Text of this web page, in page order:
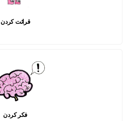
قرائت کردن
فکر کردن